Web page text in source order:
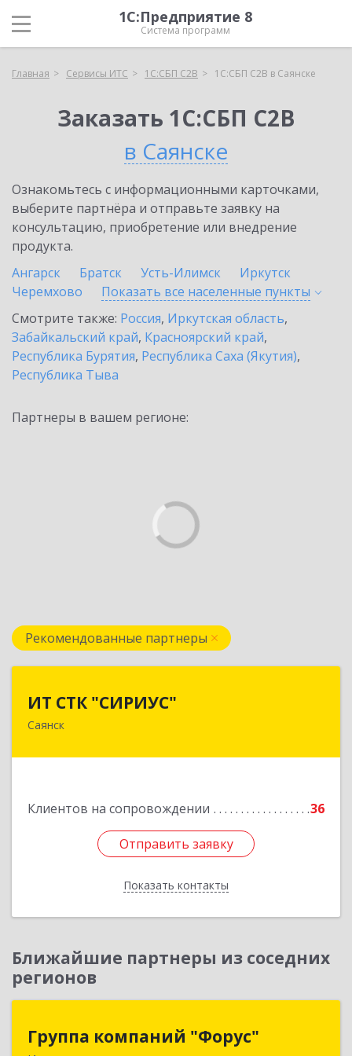
1С:Предприятие 8
Система программ
Главная Сервисы ИТС 1С:СБП C2B 1С:СБП C2B в Саянске
Заказать 1С:СБП C2B
в Саянске
Ознакомьтесь с информационными карточками,
выберите партнёра и отправьте заявку на
консультацию, приобретение или внедрение
продукта.
Ангарск
Братск Усть-Илимск
Иркутск
Черемхово
Показать все населенные пункты
Смотрите также: Россия, Иркутская область,
Забайкальский край, Красноярский край,
Республика Бурятия, Республика Саха (Якутия),
Республика Тыва
Партнеры в вашем регионе:
Рекомендованные партнеры
ИТ СТК "СИРИУС"
Саянск
Клиентов на сопровождении 36
Отправить заявку
Показать контакты
666303, Иркутская обл, Саянск г, Юбилейный
Отправить заявку
Назад
Ближайшие партнеры из соседних
регионов
Группа компаний "Форус"
Группа компаний "Форус"